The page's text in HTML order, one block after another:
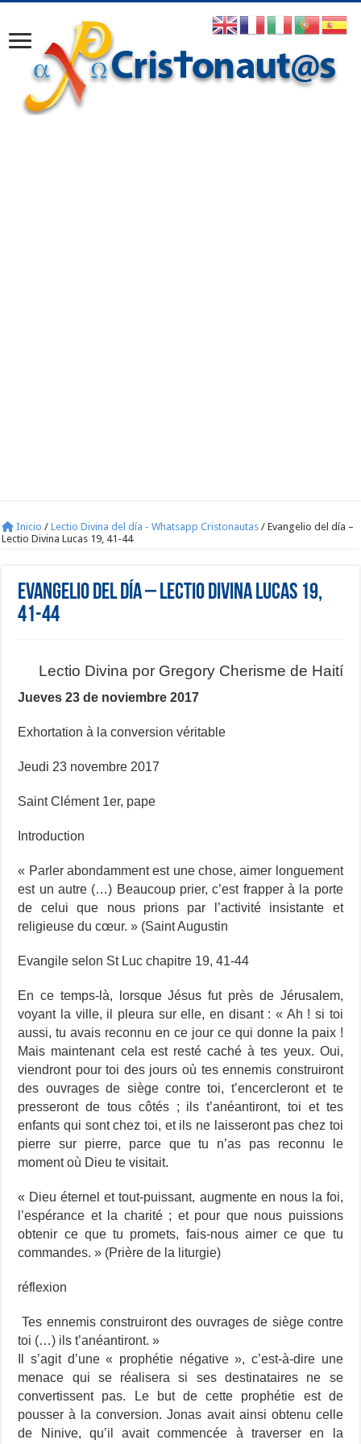
Inicio / Lectio Divina del día - Whatsapp Cristonautas / Evangelio del día –
Lectio Divina Lucas 19, 41-44
Evangelio del día – Lectio Divina Lucas 19,
41-44
Lectio Divina por Gregory Cherisme de Haití
Jueves 23 de noviembre 2017
Exhortation à la conversion véritable
Jeudi 23 novembre 2017
Saint Clément 1er, pape
Introduction
« Parler abondamment est une chose, aimer longuement
est un autre (…) Beaucoup prier, c’est frapper à la porte
de celui que nous prions par l’activité insistante et
religieuse du cœur. » (Saint Augustin
Evangile selon St Luc chapitre 19, 41-44
En ce temps-là, lorsque Jésus fut près de Jérusalem,
voyant la ville, il pleura sur elle, en disant : « Ah ! si toi
aussi, tu avais reconnu en ce jour ce qui donne la paix !
Mais maintenant cela est resté caché à tes yeux. Oui,
viendront pour toi des jours où tes ennemis construiront
des ouvrages de siège contre toi, t’encercleront et te
presseront de tous côtés ; ils t’anéantiront, toi et tes
enfants qui sont chez toi, et ils ne laisseront pas chez toi
pierre sur pierre, parce que tu n’as pas reconnu le
moment où Dieu te visitait.
« Dieu éternel et tout-puissant, augmente en nous la foi,
l’espérance et la charité ; et pour que nous puissions
obtenir ce que tu promets, fais-nous aimer ce que tu
commandes. » (Prière de la liturgie)
réflexion
Tes ennemis construiront des ouvrages de siège contre
toi (…) ils t’anéantiront. »
Il s’agit d’une « prophétie négative », c’est-à-dire une
menace qui se réalisera si ses destinataires ne se
convertissent pas. Le but de cette prophétie est de
pousser à la conversion. Jonas avait ainsi obtenu celle
de Ninive, qu’il avait commencée à traverser en la